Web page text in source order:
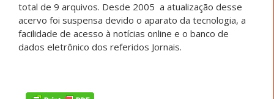
total de 9 arquivos. Desde 2005 a atualização desse
acervo foi suspensa devido o aparato da tecnologia, a
facilidade de acesso à notícias online e o banco de
dados eletrônico dos referidos Jornais.